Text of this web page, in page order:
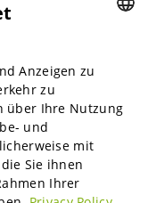
in unserer
FRENCH
Anzeigen zu
zu
über Ihre Nutzung
und
mit
Sie ihnen
Ihrer